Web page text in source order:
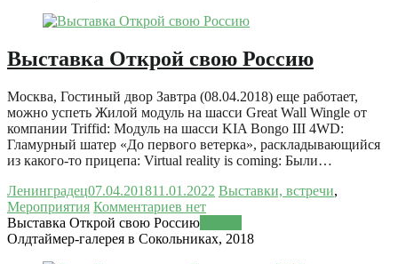
Выставка Открой свою Россию
Москва, Гостиный двор Завтра (08.04.2018) еще работает,
можно успеть Жилой модуль на шасси Great Wall Wingle от
компании Triffid: Модуль на шасси KIA Bongo III 4WD:
Гламурный шатер «До первого ветерка», раскладывающийся
из какого-то прицепа: Virtual reality is coming: Были…
Ленинградец07.04.201811.01.2022 Выставки, встречи,
Мероприятия Комментариев нет
Выставка Открой свою Россию
Олдтаймер-галерея в Сокольниках, 2018